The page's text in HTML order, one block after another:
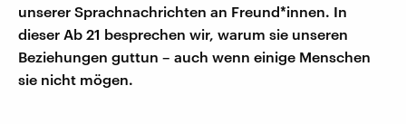
unserer Sprachnachrichten an Freund*innen. In
dieser Ab 21 besprechen wir, warum sie unseren
Beziehungen guttun – auch wenn einige Menschen
sie nicht mögen.